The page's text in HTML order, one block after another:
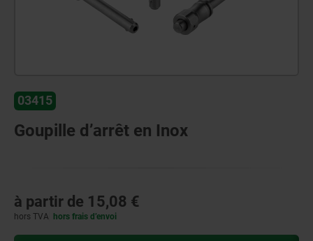
03415
Goupille d’arrêt en Inox
à partir de 15,08 €
hors TVA hors frais d’envoi